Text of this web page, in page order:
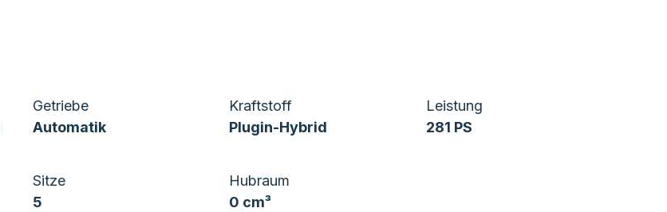
Getriebe
Automatik
Kraftstoff
Plugin-Hybrid
Leistung
281 PS
Sitze
5
Hubraum
0 cm³